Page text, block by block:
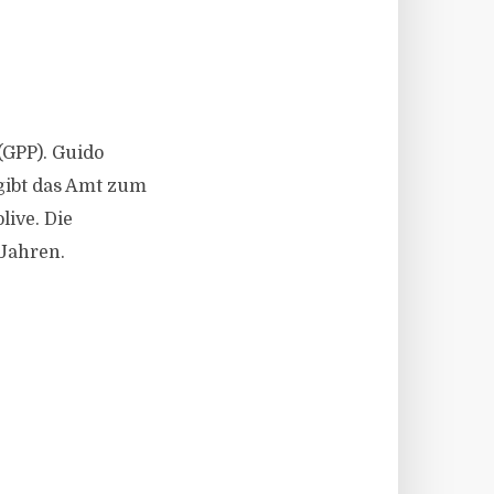
Guido
das Amt zum
Die